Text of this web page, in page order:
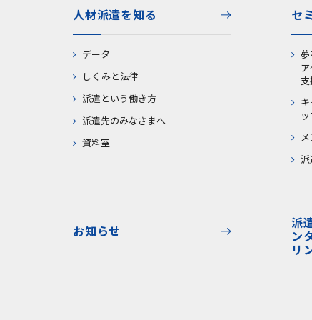
人材派遣を知る
データ
しくみと法律
派遣という働き方
派遣先のみなさまへ
資料室
セ
お知らせ 派
ン
リ